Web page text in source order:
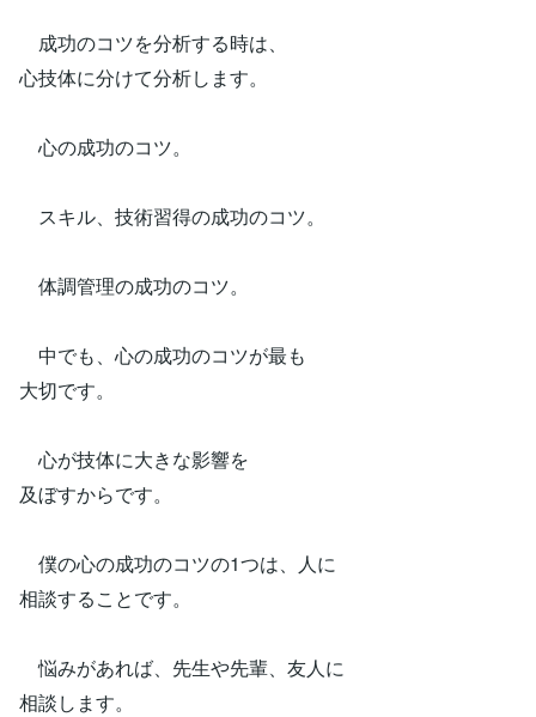
成功のコツを分析する時は、
心技体に分けて分析します。
心の成功のコツ。
スキル、技術習得の成功のコツ。
体調管理の成功のコツ。
中でも、心の成功のコツが最も
大切です。
心が技体に大きな影響を
及ぼすからです。
僕の心の成功のコツの1つは、人に
相談することです。
悩みがあれば、先生や先輩、友人に
相談します。